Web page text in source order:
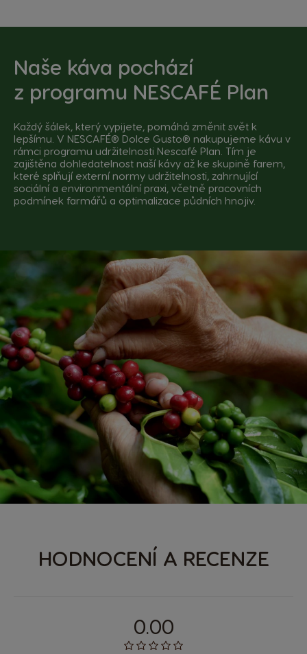
Naše káva pochází
z programu NESCAFÉ Plan
Každý šálek, který vypijete, pomáhá změnit svět k
lepšímu. V NESCAFÉ® Dolce Gusto® nakupujeme kávu v
rámci programu udržitelnosti Nescafé Plan. Tím je
zajištěna dohledatelnost naší kávy až ke skupině farem,
které splňují externí normy udržitelnosti, zahrnující
sociální a environmentální praxi, včetně pracovních
podmínek farmářů a optimalizace půdních hnojiv.
HODNOCENÍ A RECENZE
0.00